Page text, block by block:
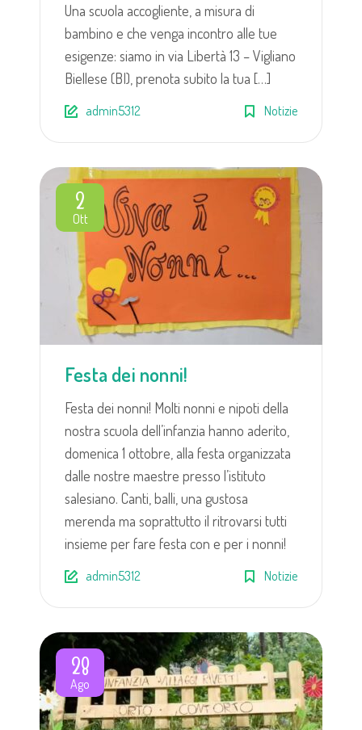
Una scuola accogliente, a misura di
bambino e che venga incontro alle tue
esigenze: siamo in via Libertà 13 – Vigliano
Biellese (BI), prenota subito la tua […]
admin5312 Notizie
2
Ott
Festa dei nonni!
Festa dei nonni! Molti nonni e nipoti della
nostra scuola dell’infanzia hanno aderito,
domenica 1 ottobre, alla festa organizzata
dalle nostre maestre presso l’istituto
salesiano. Canti, balli, una gustosa
merenda ma soprattutto il ritrovarsi tutti
insieme per fare festa con e per i nonni!
admin5312 Notizie
28
Ago